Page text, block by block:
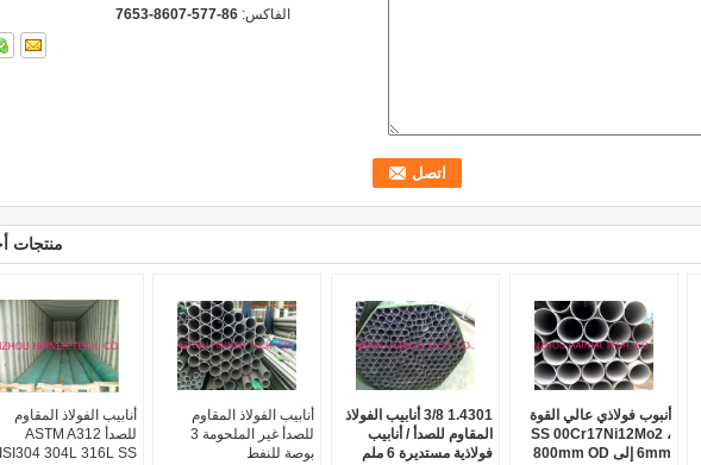
الفاكس: 86-577-8607-7653
منتجات
أنابيب الفولاذ المقاوم
للصدأ ASTM A312
304L 316L SS
أنابيب الفولاذ المقاوم
للصدأ غير الملحومة 3
بوصة للنفط
1.4301 3/8 أنابيب الفولاذ
المقاوم للصدأ / أنابيب
فولاذية مستديرة 6 ملم
أنبوب فولاذي عالي القوة
SS 00Cr17Ni12Mo2 ،
6mm إلى 800mm OD